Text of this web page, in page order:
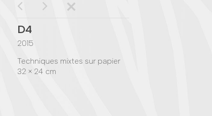
D4
2015
Techniques mixtes sur papier
32 × 24 cm